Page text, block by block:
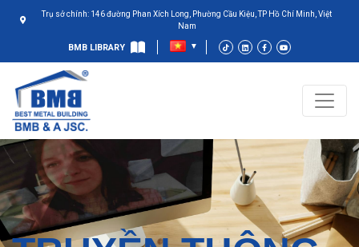
Trụ sở chính: 146 đường Phan Xích Long, Phường Cầu Kiệu, TP Hồ Chí Minh, Việt
Nam
BMB LIBRARY